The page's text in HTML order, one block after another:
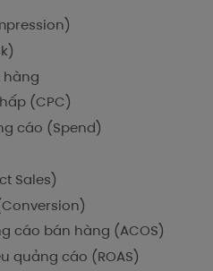
hàng
(CPC)
cáo (Spend)
Sales)
cáo bán hàng (ACOS)
quảng cáo (ROAS)